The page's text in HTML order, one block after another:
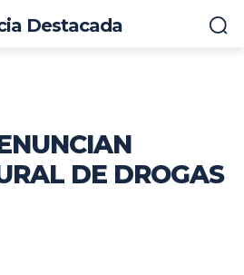
Destacada
DE DROGAS